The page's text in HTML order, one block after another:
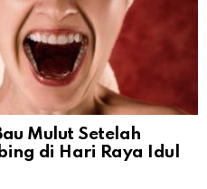
Mulut Setelah
di Hari Raya Idul